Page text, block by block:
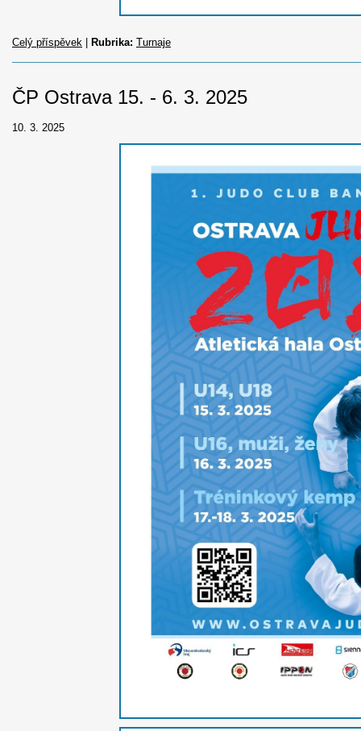
Celý příspěvek | Rubrika: Turnaje
ČP Ostrava 15. - 6. 3. 2025
10. 3. 2025